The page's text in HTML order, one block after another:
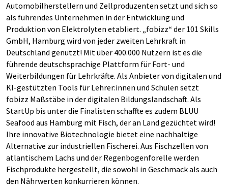
Automobilherstellern und Zellproduzenten setzt und sich so
als führendes Unternehmen in der Entwicklung und
Produktion von Elektrolyten etabliert. „fobizz“ der 101 Skills
GmbH, Hamburg wird von jeder zweiten Lehrkraft in
Deutschland genutzt! Mit über 400.000 Nutzern ist es die
führende deutschsprachige Plattform für Fort- und
Weiterbildungen für Lehrkräfte. Als Anbieter von digitalen und
KI-gestützten Tools für Lehrer:innen und Schulen setzt
fobizz Maßstäbe in der digitalen Bildungslandschaft. Als
StartUp bis unter die Finalisten schaffte es zudem BLUU
Seafood aus Hamburg mit Fisch, der an Land gezüchtet wird!
Ihre innovative Biotechnologie bietet eine nachhaltige
Alternative zur industriellen Fischerei. Aus Fischzellen von
atlantischem Lachs und der Regenbogenforelle werden
Fischprodukte hergestellt, die sowohl in Geschmack als auch
den Nährwerten konkurrieren können.